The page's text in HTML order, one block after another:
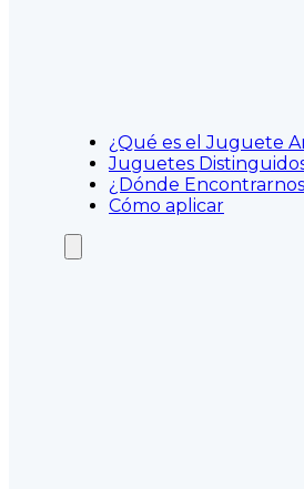
¿Qué es el Juguete
Juguetes
¿Dónde
Cómo aplicar